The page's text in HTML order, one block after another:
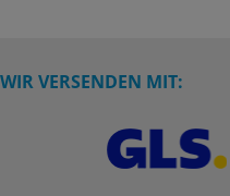
WIR VERSENDEN MIT: